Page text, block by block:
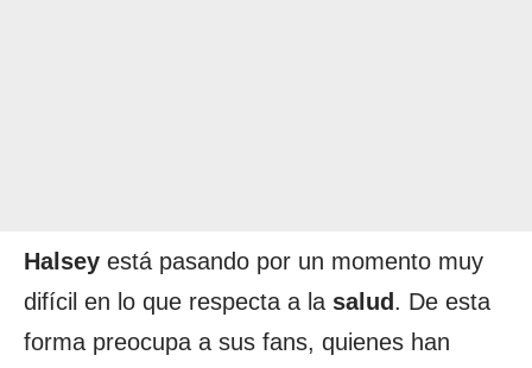
Halsey está pasando por un momento muy
difícil en lo que respecta a la salud . De esta
forma preocupa a sus fans, quienes han